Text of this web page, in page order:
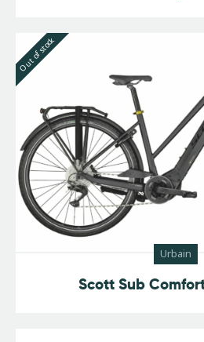
Out of stock
Urbain
Scott Sub